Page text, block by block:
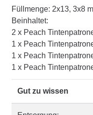
Füllmenge: 2x13, 3x8
Beinhaltet:
2 x Peach
1 x Peach
1 x Peach
1 x Peach
Gut zu wissen